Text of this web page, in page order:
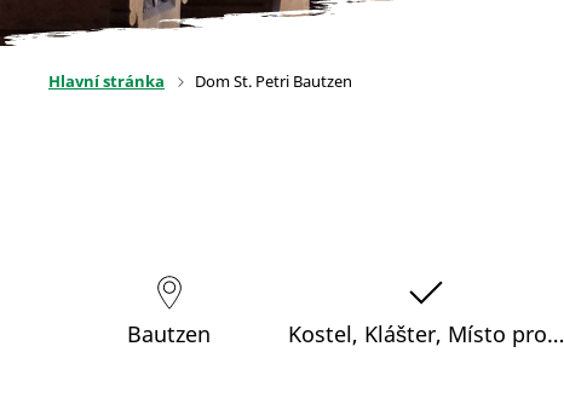
Hlavní stránka Dom St. Petri Bautzen
Bautzen Kostel, Klášter, Místo pro…